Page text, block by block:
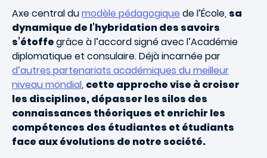
Axe central dumodèle pédagogique de l’École, sa
dynamique de l’hybridation des savoirs
s’étoffegrâce à l’accord signé avec l’Académie
diplomatique et consulaire. Déjà incarnée par
d’autres partenariats académiques du meilleur
niveau mondial, cette approche vise à croiser
les disciplines, dépasser les silos des
connaissances théoriques et enrichir les
compétences des étudiantes et étudiants
face aux évolutions de notre société.